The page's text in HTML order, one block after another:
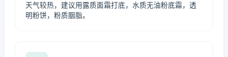
天气较热，建议用露质面霜打底，水质无油粉底霜，透
明粉饼，粉质胭脂。